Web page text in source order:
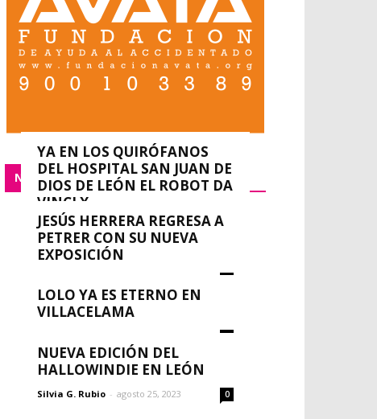
NACIONAL
YA EN LOS QUIRÓFANOS
DEL HOSPITAL SAN JUAN DE
DIOS DE LEÓN EL ROBOT DA
VINCI X
redacción septiembre 14, 2023
JESÚS HERRERA REGRESA A
PETRER CON SU NUEVA
EXPOSICIÓN
LOLO YA ES ETERNO EN
VILLACELAMA
0
NUEVA EDICIÓN DEL
HALLOWINDIE EN LEÓN
Silvia G. Rubio - agosto 25, 2023 0